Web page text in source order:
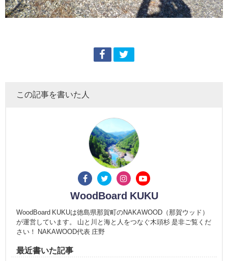
この記事を書いた人
WoodBoard KUKU
WoodBoard KUKUは徳島県那賀町のNAKAWOOD（那賀ウッド）
が運営しています。 山と川と海と人をつなぐ木頭杉 是非ご覧くだ
さい！ NAKAWOOD代表 庄野
最近書いた記事